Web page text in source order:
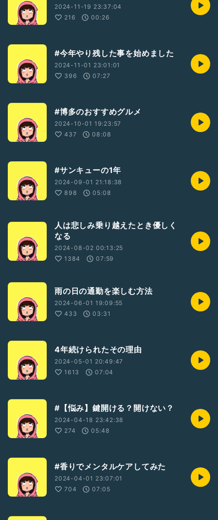
2024-11-19 23:37:04
216
00:26
#今年やり残した事を始めました
2024-11-01 23:01:01
396
07:27
#博多のおすすめグルメ
2024-10-01 19:23:57
437
08:08
#サンキューの1年
2024-09-01 21:18:38
898
05:08
人は悲しみ乗り越えたとき優しく
なる
2024-08-02 00:13:25
1384
07:59
雨の日の通勤を楽しむ方法
2024-06-01 19:09:55
433
03:31
4年続けられたその理由
2024-05-01 20:49:47
1613
07:04
#【悩み】鍵開ける？開けない？
2024-04-18 23:42:38
274
05:48
#香りでメンタルケアしてみた
2024-04-01 23:07:01
704
07:05